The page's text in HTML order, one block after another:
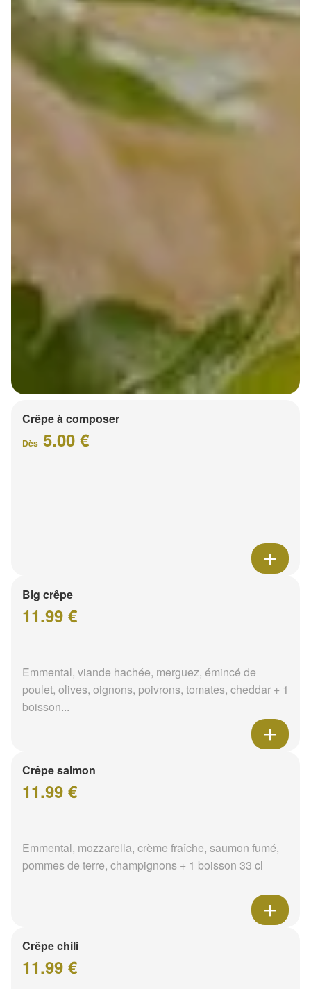
Crêpe à composer
Dès 5.00 €
Big crêpe
11.99 €
Emmental, viande hachée, merguez, émincé de
poulet, olives, oignons, poivrons, tomates, cheddar + 1
boisson...
Crêpe salmon
11.99 €
Emmental, mozzarella, crème fraîche, saumon fumé,
pommes de terre, champignons + 1 boisson 33 cl
Crêpe chili
11.99 €